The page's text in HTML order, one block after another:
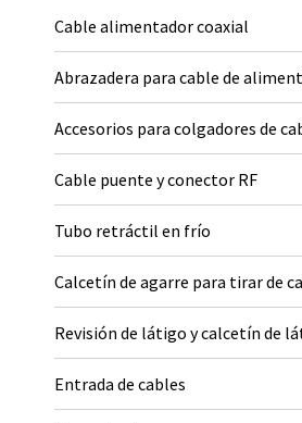
Cable alimentador coaxial
Abrazadera para cable de
Accesorios para colgadores de
Cable puente y conector RF
Tubo retráctil en frío
Calcetín de agarre para tirar de
Revisión de látigo y calcetín de
Entrada de cables